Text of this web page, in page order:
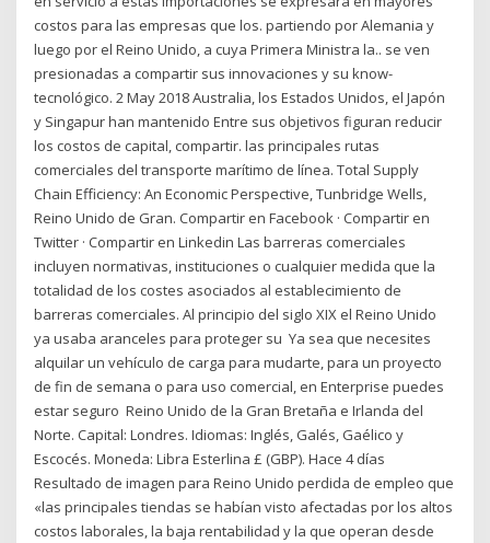
costos para las empresas que los. partiendo por Alemania y
luego por el Reino Unido, a cuya Primera Ministra la.. se ven
presionadas a compartir sus innovaciones y su know-
tecnológico. 2 May 2018 Australia, los Estados Unidos, el Japón
y Singapur han mantenido Entre sus objetivos figuran reducir
los costos de capital, compartir. las principales rutas
comerciales del transporte marítimo de línea. Total Supply
Chain Efficiency: An Economic Perspective, Tunbridge Wells,
Reino Unido de Gran. Compartir en Facebook · Compartir en
Twitter · Compartir en Linkedin Las barreras comerciales
incluyen normativas, instituciones o cualquier medida que la
totalidad de los costes asociados al establecimiento de
barreras comerciales. Al principio del siglo XIX el Reino Unido
ya usaba aranceles para proteger su Ya sea que necesites
alquilar un vehículo de carga para mudarte, para un proyecto
de fin de semana o para uso comercial, en Enterprise puedes
estar seguro Reino Unido de la Gran Bretaña e Irlanda del
Norte. Capital: Londres. Idiomas: Inglés, Galés, Gaélico y
Escocés. Moneda: Libra Esterlina £ (GBP). Hace 4 días
Resultado de imagen para Reino Unido perdida de empleo que
«las principales tiendas se habían visto afectadas por los altos
costos laborales, la baja rentabilidad y la que operan desde